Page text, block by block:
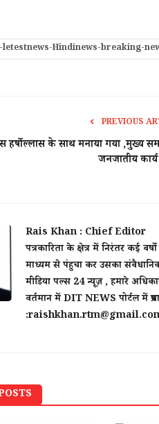
Hindinews-breaking-
PREVIOUS
हर्षोल्लास के साथ मनाया गया ,मुख्य
जनजातीय कार्य
Rais Khan : Chief Editor
पत्रकारिता के क्षेत्र में निरंतर
माध्यम से पंहुचा कर उसका
मीडिया पल्स 24 न्यूज़ , हमारे
वर्तमान में DIT NEWS पोर्टल में